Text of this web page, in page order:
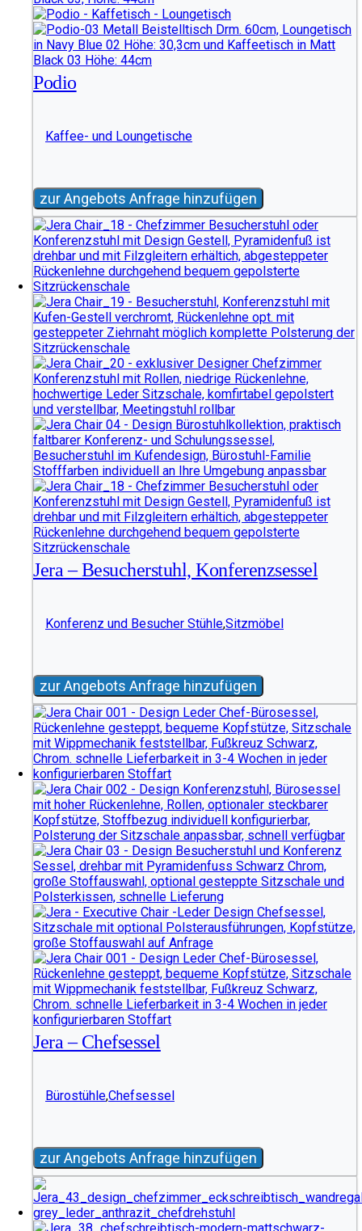
Podio
Kaffee- und Loungetische
zur Angebots Anfrage hinzufügen
Jera – Besucherstuhl, Konferenzsessel
Konferenz und Besucher Stühle,Sitzmöbel
zur Angebots Anfrage hinzufügen
Jera – Chefsessel
Bürostühle,Chefsessel
zur Angebots Anfrage hinzufügen